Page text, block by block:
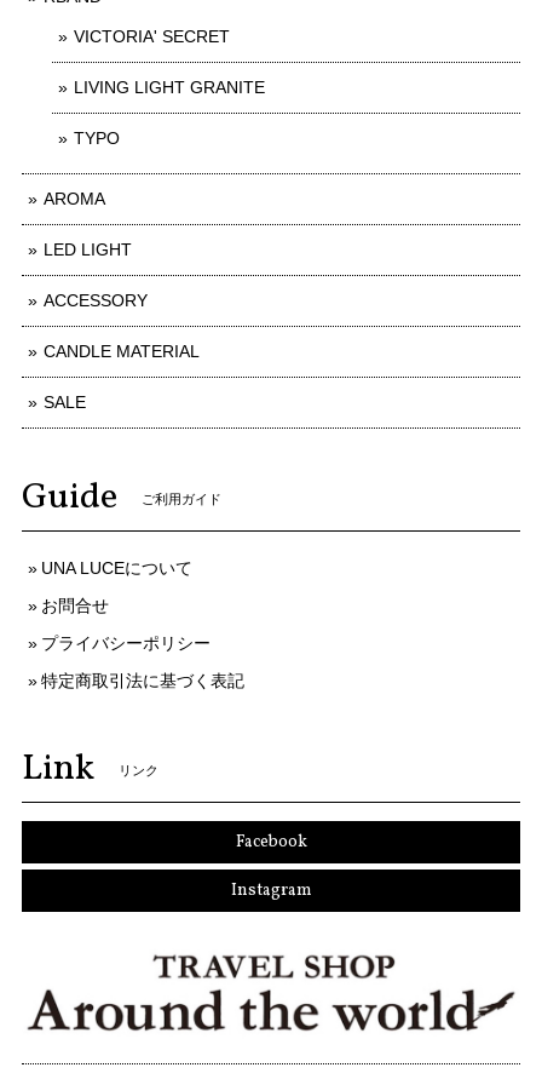
VICTORIA' SECRET
LIVING LIGHT GRANITE
TYPO
AROMA
LED LIGHT
ACCESSORY
CANDLE MATERIAL
SALE
Guide ご利用ガイド
UNA LUCEについて
お問合せ
プライバシーポリシー
特定商取引法に基づく表記
Link リンク
Facebook
Instagram